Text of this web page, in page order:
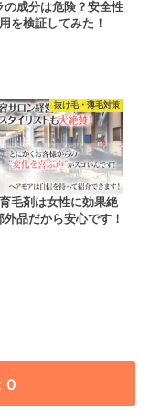
の成分は危険？安全性
を検証してみた！
抜け毛・薄毛対策
毛剤は女性に効果絶
外品だから安心です！